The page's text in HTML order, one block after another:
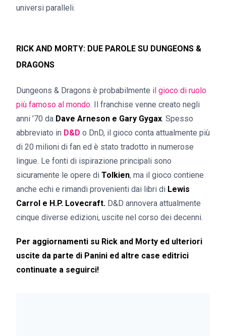
universi paralleli.
RICK AND MORTY: DUE PAROLE SU DUNGEONS &
DRAGONS
Dungeons & Dragons è probabilmente il gioco di ruolo
più famoso al mondo. Il franchise venne creato negli
anni ’70 da Dave Arneson e Gary Gygax. Spesso
abbreviato in D&D o DnD, il gioco conta attualmente più
di 20 milioni di fan ed è stato tradotto in numerose
lingue. Le fonti di ispirazione principali sono
sicuramente le opere di Tolkien, ma il gioco contiene
anche echi e rimandi provenienti dai libri di Lewis
Carrol e H.P. Lovecraft. D&D annovera attualmente
cinque diverse edizioni, uscite nel corso dei decenni.
Per aggiornamenti su Rick and Morty ed ulteriori
uscite da parte di Panini ed altre case editrici
continuate a seguirci!